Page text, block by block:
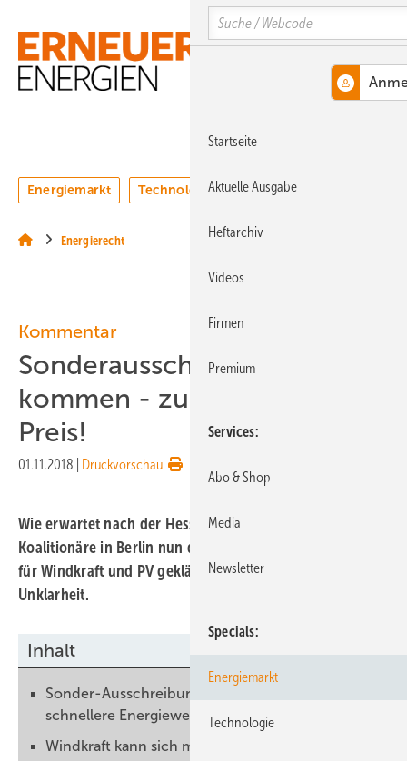
Hauptinhalt
Hauptmenü
SiteSearch
MENÜ
Energiemarkt Technologie Webinare
Energierecht
Kommentar
Sonderausschreibungen
kommen - zu einem hohen
Preis!
01.11.2018 Druckvorschau
Wie erwartet nach der Hessenwahl haben die
Koalitionäre in Berlin nun die Sonderausschreibungen
für Windkraft und PV geklärt. Zum Preis neuer
Unklarheit.
Inhalt
Sonder-Ausschreibungen für etwas weniger
schnellere Energiewende
Windkraft kann sich mit langsamer Erhöhung
Search
Startseite
Aktuelle Ausgabe
Heftarchiv
Videos
Firmen
Premium
Services
Abo & Shop
Media
Newsletter
Specials
Energiemarkt
Technologie